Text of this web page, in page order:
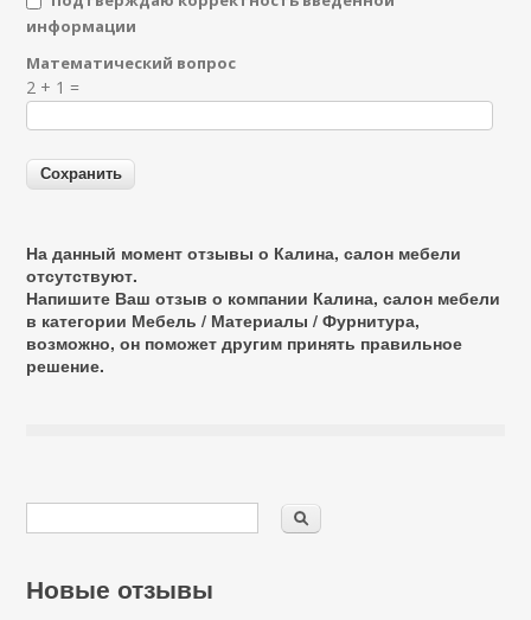
информации
Я спамер
Математический вопрос
2 + 1 =
На данный момент отзывы о Калина, салон мебели
отсутствуют.
Напишите Ваш отзыв о компании Калина, салон мебели
в категории Мебель / Материалы / Фурнитура,
возможно, он поможет другим принять правильное
решение.
Новые отзывы